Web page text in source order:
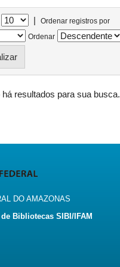
|
Ordenar registros por
Ordenar
há resultados para sua busca.
DO AMAZONAS
Bibliotecas SIBI/IFAM